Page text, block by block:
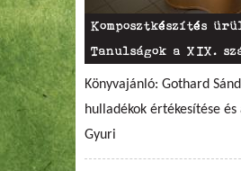
Komposztkészítés
Tanulságok a XIX.
Könyvajánló: Gothard
hulladékok értékesítése és
Gyuri